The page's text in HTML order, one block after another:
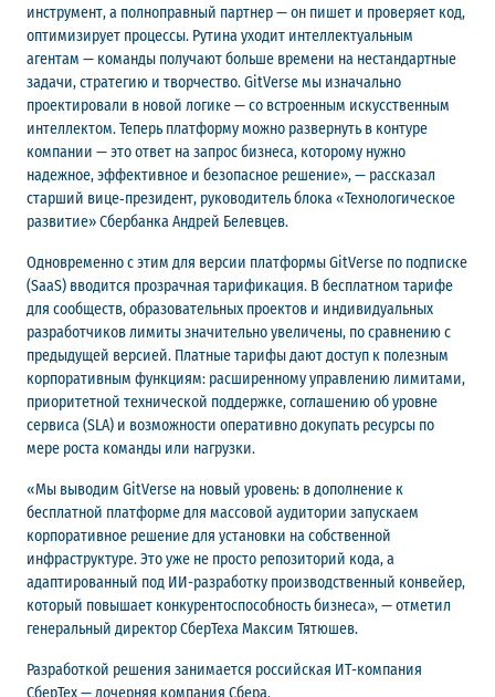
инструмент, а полноправный партнер — он пишет и проверяет код,
оптимизирует процессы. Рутина уходит интеллектуальным
агентам — команды получают больше времени на нестандартные
задачи, стратегию и творчество. GitVerse мы изначально
проектировали в новой логике — со встроенным искусственным
интеллектом. Теперь платформу можно развернуть в контуре
компании — это ответ на запрос бизнеса, которому нужно
надежное, эффективное и безопасное решение», — рассказал
старший вице‑президент, руководитель блока «Технологическое
развитие» Сбербанка Андрей Белевцев.
Одновременно с этим для версии платформы GitVerse по подписке
(SaaS) вводится прозрачная тарификация. В бесплатном тарифе
для сообществ, образовательных проектов и индивидуальных
разработчиков лимиты значительно увеличены, по сравнению с
предыдущей версией. Платные тарифы дают доступ к полезным
корпоративным функциям: расширенному управлению лимитами,
приоритетной технической поддержке, соглашению об уровне
сервиса (SLA) и возможности оперативно докупать ресурсы по
мере роста команды или нагрузки.
«Мы выводим GitVerse на новый уровень: в дополнение к
бесплатной платформе для массовой аудитории запускаем
корпоративное решение для установки на собственной
инфраструктуре. Это уже не просто репозиторий кода, а
адаптированный под ИИ-разработку производственный конвейер,
который повышает конкурентоспособность бизнеса», — отметил
генеральный директор СберТеха Максим Тятюшев.
Разработкой решения занимается российская ИТ-компания
СберТех — дочерняя компания Сбера.